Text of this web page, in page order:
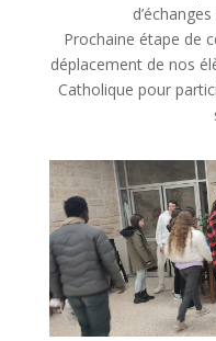
Prochaine étape de
déplacement de nos
Catholique pour